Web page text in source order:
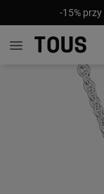
-15%